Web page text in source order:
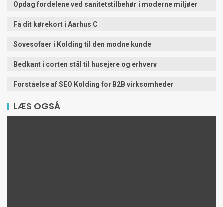
Opdag fordelene ved sanitetstilbehør i moderne miljøer
Få dit kørekort i Aarhus C
Sovesofaer i Kolding til den modne kunde
Bedkant i corten stål til husejere og erhverv
Forståelse af SEO Kolding for B2B virksomheder
LÆS OGSÅ